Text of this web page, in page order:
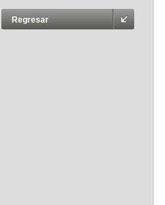
Regresar